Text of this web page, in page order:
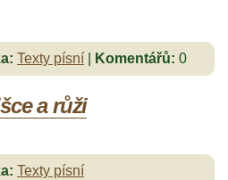
Texty písní Komentářů: 0
a růži
Texty písní